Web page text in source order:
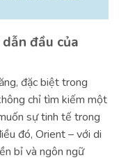
đầu của
đặc biệt trong
chỉ tìm kiếm một
sự tinh tế trong
đó, Orient – với di
bỉ và ngôn ngữ